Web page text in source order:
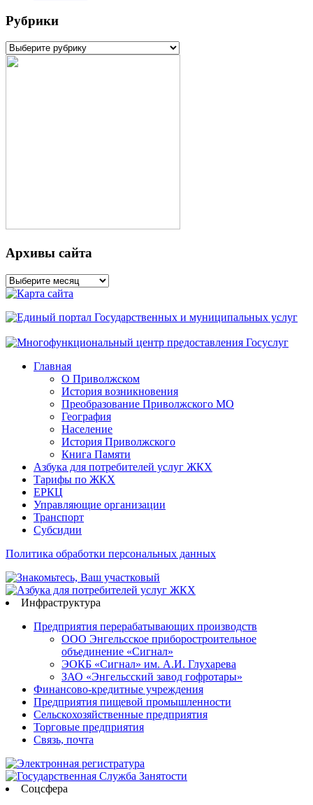
Рубрики
Рубрики
Архивы сайта
Архивы
сайта
Главная
О Приволжском
История возникновения
Преобразование Приволжского МО
География
Население
История Приволжского
Книга Памяти
Азбука для потребителей услуг ЖКХ
Тарифы по ЖКХ
ЕРКЦ
Управляющие организации
Транспорт
Субсидии
Политика обработки персональных данных
Инфраструктура
Предприятия перерабатывающих производств
ООО Энгельсское приборостроительное
объединение «Сигнал»
ЭОКБ «Сигнал» им. А.И. Глухарева
ЗАО «Энгельсский завод гофротары»
Финансово-кредитные учреждения
Предприятия пищевой промышленности
Сельскохозяйственные предприятия
Торговые предприятия
Связь, почта
Соцсфера